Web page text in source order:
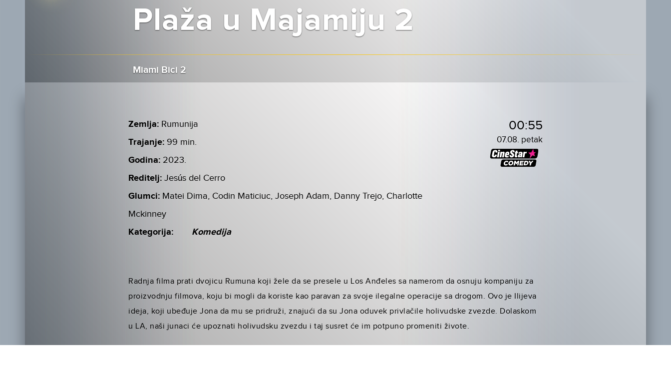
Plaža u Majamiju 2
Miami Bici 2
Zemlja: Rumunija
Trajanje: 99 min.
Godina: 2023.
Reditelj: Jesús del Cerro
Glumci: Matei Dima, Codin Maticiuc, Joseph Adam, Danny Trejo, Charlotte
Mckinney
Kategorija: Komedija
00:55
07.08. petak
Radnja filma prati dvojicu Rumuna koji žele da se presele u Los Anđeles sa namerom da osnuju kompaniju za
proizvodnju filmova, koju bi mogli da koriste kao paravan za svoje ilegalne operacije sa drogom. Ovo je Ilijeva
ideja, koji ubeđuje Jona da mu se pridruži, znajući da su Jona oduvek privlačile holivudske zvezde. Dolaskom
u LA, naši junaci će upoznati holivudsku zvezdu i taj susret će im potpuno promeniti živote.